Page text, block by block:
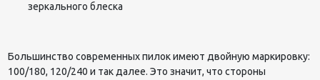
зеркального блеска
Большинство современных пилок имеют двойную маркировку:
100/180, 120/240 и так далее. Это значит, что стороны